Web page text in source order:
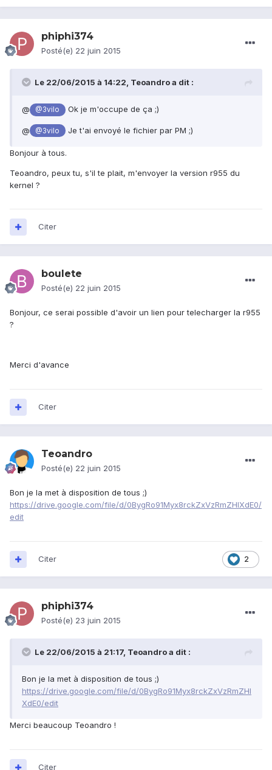
phiphi374
Posté(e) 22 juin 2015
Le 22/06/2015 à 14:22, Teoandro a dit :
@ @3vilo Ok je m'occupe de ça ;)
@ @3vilo Je t'ai envoyé le fichier par PM ;)
Bonjour à tous.
Teoandro, peux tu, s'il te plait, m'envoyer la version r955 du
kernel ?
Citer
boulete
Posté(e) 22 juin 2015
Bonjour, ce serai possible d'avoir un lien pour telecharger la r955
?
Merci d'avance
Citer
Teoandro
Posté(e) 22 juin 2015
Bon je la met à disposition de tous ;)
https://drive.google.com/file/d/0BygRo91Myx8rckZxVzRmZHlXdE0/
edit
2
Citer
phiphi374
Posté(e) 23 juin 2015
Le 22/06/2015 à 21:17, Teoandro a dit :
Bon je la met à disposition de tous ;)
https://drive.google.com/file/d/0BygRo91Myx8rckZxVzRmZHl
XdE0/edit
Merci beaucoup Teoandro !
Citer